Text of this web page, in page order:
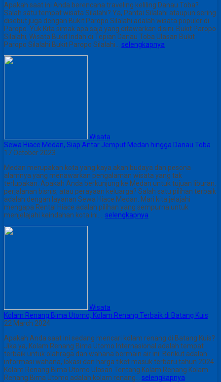
Apakah saat ini Anda berencana traveling keliling Danau Toba?
Salah satu tempat wisata Silalahi? Ya, Pantai Silalahi ataupun sering
disebut juga dengan Bukit Paropo Silalahi adalah wisata populer di
Paropo. Yuk Kita simak apa saja yang ditawarkan disini. Bukit Paropo
Silalahi, Wisata Bukit Indah di Tepian Danau Toba Ulasan Bukit
Paropo Silalahi Bukit Paropo Silalahi… selengkapnya
Wisata
Sewa Hiace Medan, Siap Antar Jemput Medan hingga Danau Toba
17 October 2023
Medan merupakan kota yang kaya akan budaya dan pesona
alamnya yang menawarkan pengalaman wisata yang tak
terlupakan. Apakah Anda berkunjung ke Medan untuk tujuan liburan,
perjalanan bisnis, atau perayaan keluarga? Salah satu pilihan terbaik
adalah dengan layanan Sewa Hiace Medan. Mari kita jelajahi
mengapa Rental Hiace adalah pilihan yang sempurna untuk
menjelajahi keindahan kota ini…. selengkapnya
Wisata
Kolam Renang Bima Utomo, Kolam Renang Terbaik di Batang Kuis
22 March 2024
Apakah Anda saat ini sedang mencari kolam renang di Batang Kuis?
Jika ya, Kolam Renang Bima Utomo Internasional adalah tempat
terbaik untuk olahraga dan wahana bermain air ini. Berikut adalah
informasi wahana, lokasi dan harga tiket masuk terbaru tahun 2024.
Kolam Renang Bima Utomo Ulasan Tentang Kolam Renang Kolam
Renang Bima Utomo adalah kolam renang… selengkapnya